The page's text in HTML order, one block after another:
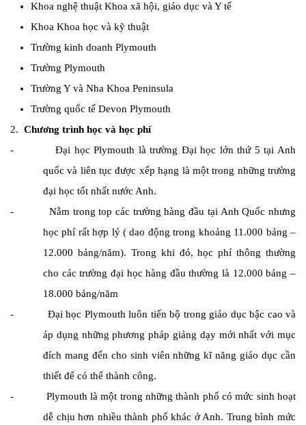
Khoa nghệ thuật Khoa xã hội, giáo dục và Y tế
Khoa Khoa học và kỹ thuật
Trường kinh doanh Plymouth
Trường Plymouth
Trường Y và Nha Khoa Peninsula
Trường quốc tế Devon Plymouth
2. Chương trình học và học phí
- Đại học Plymouth là trường Đại học lớn thứ 5 tại Anh
quốc và liên tục được xếp hạng là một trong những trường
đại học tốt nhất nước Anh.
- Nằm trong top các trường hàng đầu tại Anh Quốc nhưng
học phí rất hợp lý ( dao động trong khoảng 11.000 bảng –
12.000 bảng/năm). Trong khi đó, học phí thông thường
cho các trường đại học hàng đầu thường là 12.000 bảng –
18.000 bảng/năm
- Đại học Plymouth luôn tiến bộ trong giáo dục bậc cao và
áp dụng những phương pháp giảng dạy mới nhất với mục
đích mang đến cho sinh viên những kĩ năng giáo dục cần
thiết để có thể thành công.
- Plymouth là một trong những thành phố có mức sinh hoạt
dễ chịu hơn nhiều thành phố khác ở Anh. Trung bình mức